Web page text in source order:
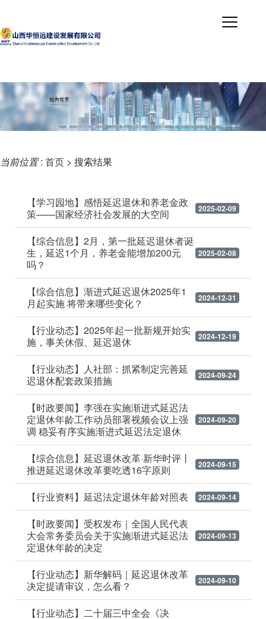
当前位置: 首页 > 搜索结果
【学习园地】感悟延迟退休和养老金政
策——国家经济社会发展的大空间
2025-02-09
【综合信息】2月，第一批延迟退休者诞
生，延迟1个月，养老金能增加200元
吗？
2025-02-08
【综合信息】渐进式延迟退休2025年1
月起实施 将带来哪些变化？
2024-12-31
【行业动态】2025年起一批新规开始实
施，事关休假、延迟退休
2024-12-19
【行业动态】人社部：抓紧制定完善延
迟退休配套政策措施
2024-09-24
【时政要闻】李强在实施渐进式延迟法
定退休年龄工作动员部署视频会议上强
调 稳妥有序实施渐进式延迟法定退休
2024-09-20
【综合信息】延迟退休改革·新华时评丨
推进延迟退休改革要吃透16字原则
2024-09-15
【行业资料】延迟法定退休年龄对照表 2024-09-14
【时政要闻】受权发布｜全国人民代表
大会常务委员会关于实施渐进式延迟法
定退休年龄的决定
2024-09-13
【行业动态】新华解码｜延迟退休改革
决定提请审议，怎么看？
2024-09-10
【行业动态】二十届三中全会《决